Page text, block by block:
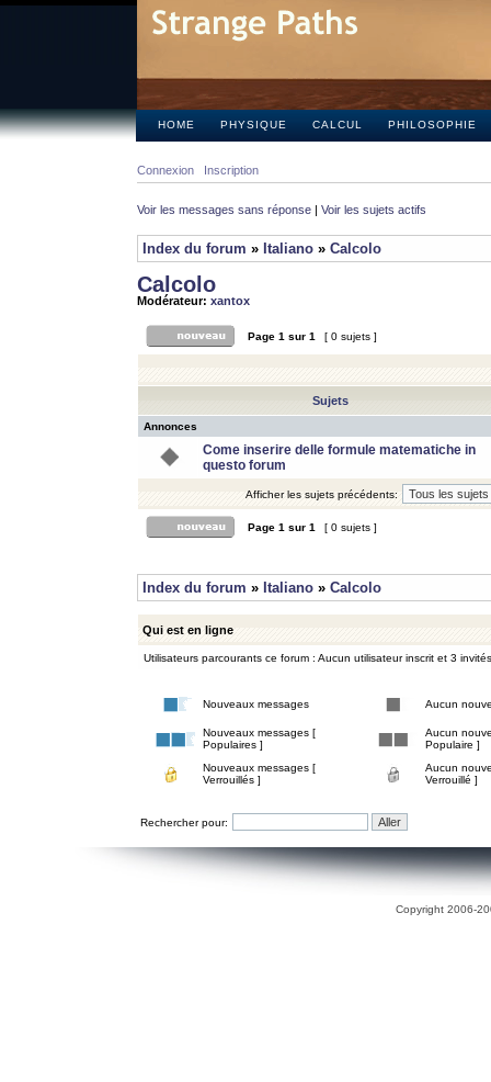
HOME PHYSIQUE CALCUL PHILOSOPHIE
Connexion Inscription
Voir les messages sans réponse | Voir les sujets actifs
Index du forum » Italiano » Calcolo
Calcolo
Modérateur: xantox
Page 1 sur 1 [ 0 sujets ]
Sujets
Annonces
Come inserire delle formule matematiche in
questo forum
Afficher les sujets précédents:
Page 1 sur 1 [ 0 sujets ]
Index du forum » Italiano » Calcolo
Qui est en ligne
Utilisateurs parcourants ce forum : Aucun utilisateur inscrit et 3 invités
Nouveaux messages Aucun
Nouveaux messages [
Populaires ]
Aucun
Populaire ]
Nouveaux messages [
Verrouillés ]
Aucun
Verrouillé ]
Rechercher pour:
Copyright 2006-